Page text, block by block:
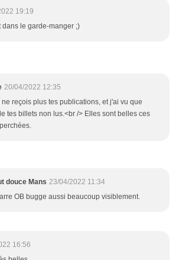
19:19
dans le garde-manger ;)
20/04/2022 12:35
ne reçois plus tes publications, et j'ai vu que
tes billets non lus.<br /> Elles sont belles ces
douce Mans 23/04/2022 11:34
OB bugge aussi beaucoup visiblement.
16:56